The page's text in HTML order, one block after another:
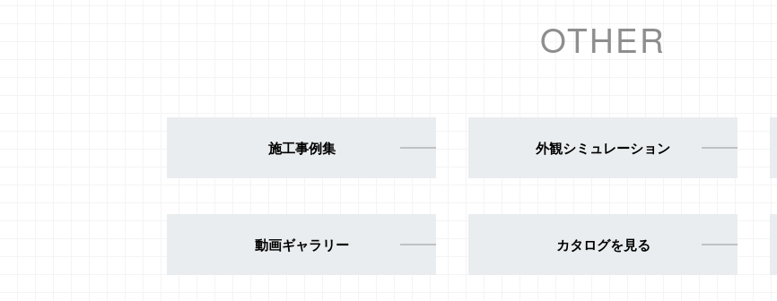
OTHER
施工事例集 外観シミュレーション
動画ギャラリー カタログを見る